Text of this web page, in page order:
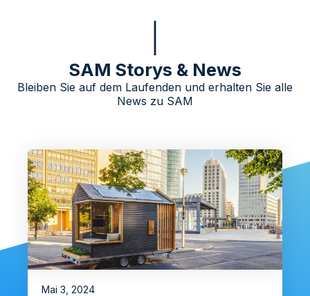
SAM Storys & News
Bleiben Sie auf dem Laufenden und erhalten Sie alle
News zu SAM
Mai 3, 2024